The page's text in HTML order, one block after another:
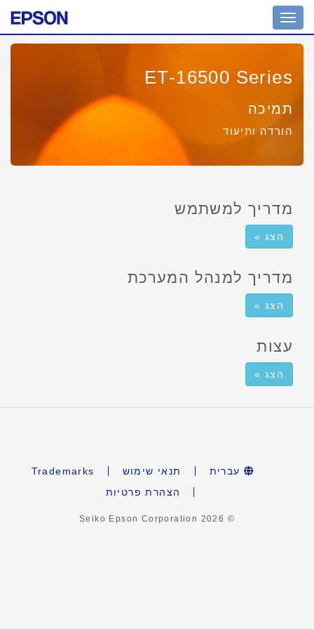
Toggle
navigation
ET-16500 Series
תמיכה
הורדה ותיעוד
מדריך למשתמש
הצג »
מדריך למנהל המערכת
הצג »
עצות
הצג »
עברית תנאי שימוש
Trademarks
הצהרת פרטיות
© Seiko Epson Corporation
2026